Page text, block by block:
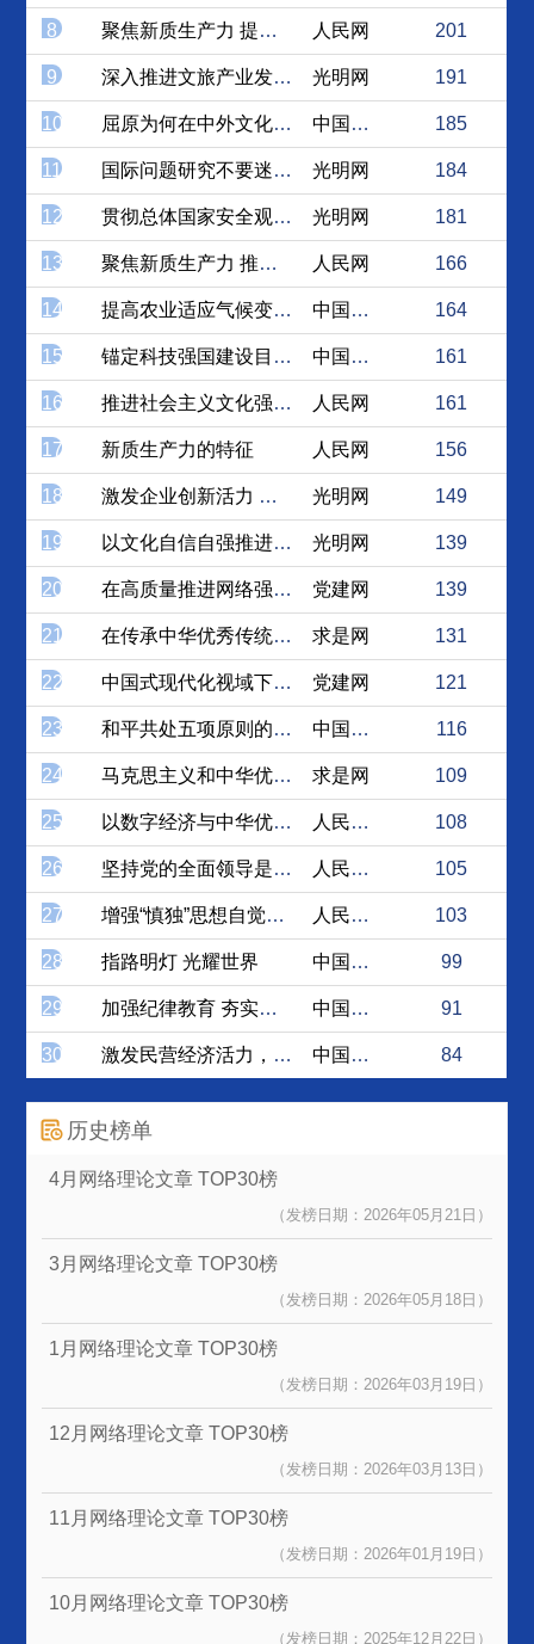
8 聚焦新质生产力 提供发展新... 人民网 201
9 深入推进文旅产业发展，赋能... 光明网 191
10 屈原为何在中外文化交流中具... 中国新闻网 185
11 国际问题研究不要迷信理论 光明网 184
12 贯彻总体国家安全观 健全国... 光明网 181
13 聚焦新质生产力 推进质量... 人民网 166
14 提高农业适应气候变化能力 ... 中国日报网 164
15 锚定科技强国建设目标，加快... 中国日报网 161
16 推进社会主义文化强国建设 人民网 161
17 新质生产力的特征 人民网 156
18 激发企业创新活力 大力发展... 光明网 149
19 以文化自信自强推进中国式现... 光明网 139
20 在高质量推进网络强国建设中... 党建网 139
21 在传承中华优秀传统文化中推... 求是网 131
22 中国式现代化视域下深刻理解... 党建网 121
23 和平共处五项原则的现实意义... 中国社会科学网 116
24 马克思主义和中华优秀传统文... 求是网 109
25 以数字经济与中华优秀传统文... 人民论坛网 108
26 坚持党的全面领导是全面建设... 人民论坛网 105
27 增强“慎独”思想自觉与行为... 人民论坛网 103
28 指路明灯 光耀世界 中国社会科学网 99
29 加强纪律教育 夯实纪律保障 中国日报网 91
30 激发民营经济活力，助力高质... 中国日报网 84
历史榜单
4月网络理论文章 TOP30榜
（发榜日期：2026年05月21日）
3月网络理论文章 TOP30榜
（发榜日期：2026年05月18日）
1月网络理论文章 TOP30榜
（发榜日期：2026年03月19日）
12月网络理论文章 TOP30榜
（发榜日期：2026年03月13日）
11月网络理论文章 TOP30榜
（发榜日期：2026年01月19日）
10月网络理论文章 TOP30榜
（发榜日期：2025年12月22日）